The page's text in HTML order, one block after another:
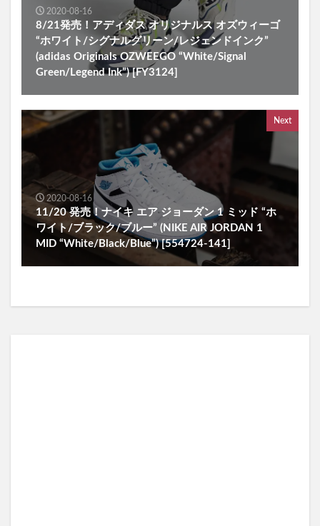
2020-08-16
8/21発売！アディダス オリジナルス オズウィーゴ
“ホワイト/シグナルグリーン/レジェンドインク”
(adidas Originals OZWEEGO “White/Signal
Green/Legend Ink”) [FY3124]
Next
2020-08-16
11/20 発売！ナイキ エア ジョーダン 1 ミッド “ホ
ワイト/ブラック/ブルー” (NIKE AIR JORDAN 1
MID “White/Black/Blue”) [554724-141]